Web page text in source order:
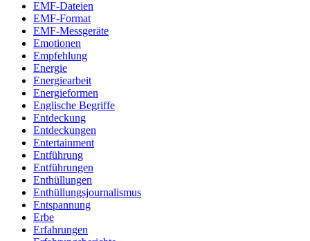
EMF-Dateien
EMF-Format
EMF-Messgeräte
Emotionen
Empfehlung
Energie
Energiearbeit
Energieformen
Englische Begriffe
Entdeckung
Entdeckungen
Entertainment
Entführung
Entführungen
Enthüllungen
Enthüllungsjournalismus
Entspannung
Erbe
Erfahrungen